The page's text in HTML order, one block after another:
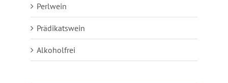
Perlwein
Prädikatswein
Alkoholfrei